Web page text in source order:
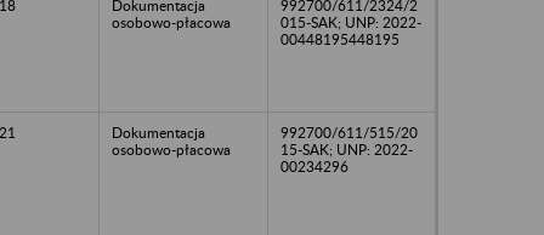
Dokumentacja
osobowo-płacowa
992700/611/2324/2
015-SAK; UNP: 2022-
00448195448195
Dokumentacja
osobowo-płacowa
992700/611/515/20
15-SAK; UNP: 2022-
00234296